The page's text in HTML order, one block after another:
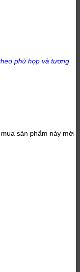
phù hợp và tương
sản phẩm này mới